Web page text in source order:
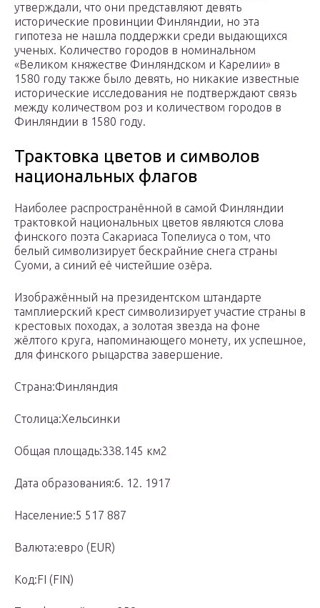
утверждали, что они представляют девять
исторические провинции Финляндии, но эта
гипотеза не нашла поддержки среди выдающихся
ученых. Количество городов в номинальном
«Великом княжестве Финляндском и Карелии» в
1580 году также было девять, но никакие известные
исторические исследования не подтверждают связь
между количеством роз и количеством городов в
Финляндии в 1580 году.
Трактовка цветов и символов
национальных флагов
Наиболее распространённой в самой Финляндии
трактовкой национальных цветов являются слова
финского поэта Сакариаса Топелиуса о том, что
белый символизирует бескрайние снега страны
Суоми, а синий её чистейшие озёра.
Изображённый на президентском штандарте
тамплиерский крест символизирует участие страны в
крестовых походах, а золотая звезда на фоне
жёлтого круга, напоминающего монету, их успешное,
для финского рыцарства завершение.
Страна:Финляндия
Столица:Хельсинки
Общая площадь:338.145 км2
Дата образования:6. 12. 1917
Население:5 517 887
Валюта:евро (EUR)
Код:FI (FIN)